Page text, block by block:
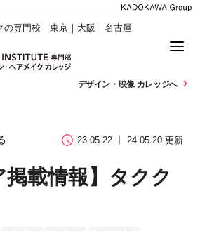
の専門校 東京｜大阪｜名古屋
デザイン・ 映像 カレッジへ
23.05.22 24.05.20 更新
掲載情報】タクク